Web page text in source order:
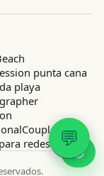
💬
punta cana
playa
Couple
redes